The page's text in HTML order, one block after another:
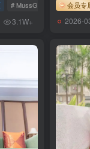
# MussGirl慕丝女郎 #
3.1W+
会员专
2026-